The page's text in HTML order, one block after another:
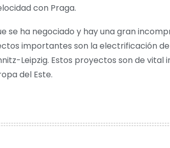
con Praga.
se ha negociado y hay una gran
importantes son la electrificación
Leipzig. Estos proyectos son de
del Este.